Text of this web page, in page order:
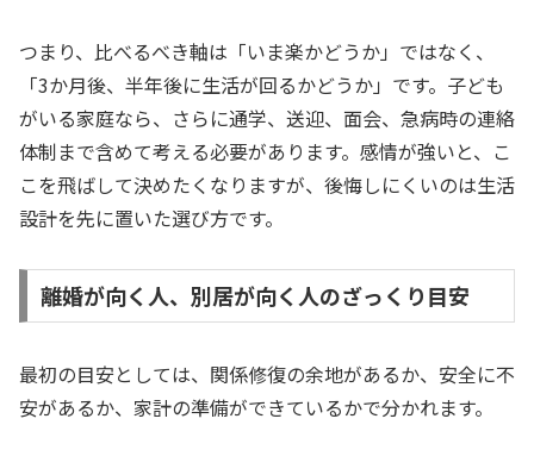
つまり、比べるべき軸は「いま楽かどうか」ではなく、
「3か月後、半年後に生活が回るかどうか」です。子ども
がいる家庭なら、さらに通学、送迎、面会、急病時の連絡
体制まで含めて考える必要があります。感情が強いと、こ
こを飛ばして決めたくなりますが、後悔しにくいのは生活
設計を先に置いた選び方です。
離婚が向く人、別居が向く人のざっくり目安
最初の目安としては、関係修復の余地があるか、安全に不
安があるか、家計の準備ができているかで分かれます。